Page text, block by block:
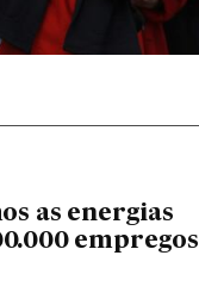
as energias
empregos